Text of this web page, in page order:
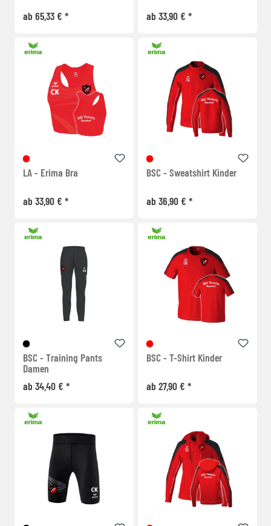
ab 65,33 € * ab 33,90 € *
LA - Erima Bra
ab 33,90 € *
BSC - Sweatshirt Kinder
ab 36,90 € *
BSC - Training Pants
Damen
ab 34,40 € *
BSC - T-Shirt Kinder
ab 27,90 € *